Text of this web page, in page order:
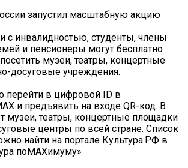
запустил масштабную акцию
с инвалидностью, студенты, члены
и пенсионеры могут бесплатно
музеи, театры, концертные
досуговые учреждения.
перейти в цифровой ID в
и предъявить на входе QR-код. В
музеи, театры, концертные площадки
центры по всей стране. Список
найти на портале Культура.РФ в
поMAХимуму»